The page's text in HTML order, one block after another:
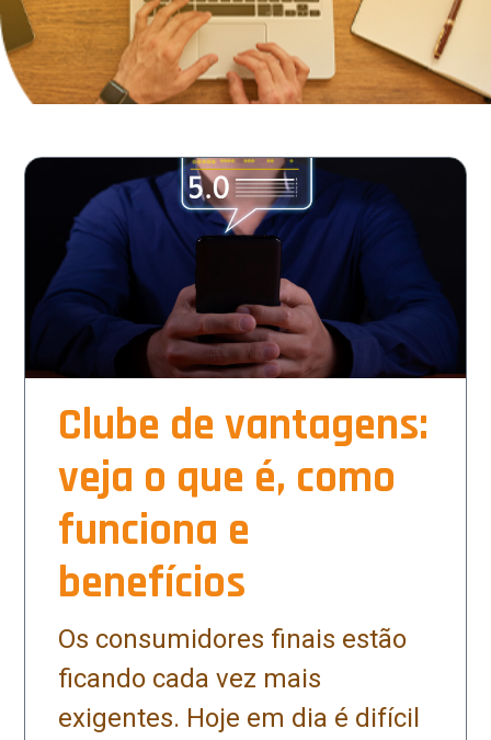
Clube de vantagens:
veja o que é, como
funciona e
benefícios
Os consumidores finais estão
ficando cada vez mais
exigentes. Hoje em dia é difícil